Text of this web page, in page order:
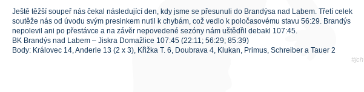
Ještě těžší soupeř nás čekal následující den, kdy jsme se přesunuli do Brandýsa nad Labem. Třetí celek
soutěže nás od úvodu svým presinkem nutil k chybám, což vedlo k poločasovému stavu 56:29. Brandýs
nepolevil ani po přestávce a na závěr nepovedené sezóny nám uštědřil debakl 107:45.
BK Brandýs nad Labem – Jiskra Domažlice 107:45 (22:11; 56:29; 85:39)
Body: Královec 14, Anderle 13 (2 x 3), Křižka T. 6, Doubrava 4, Klukan, Primus, Schreiber a Tauer 2
#jch